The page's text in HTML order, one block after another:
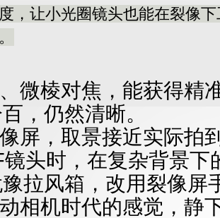
，让小光圈镜头也能在裂像
微棱对焦，能获得精
，仍然清晰。
屏，取景接近实际拍
头时，在复杂背景下
拉风箱，改用裂像屏
相机时代的感觉，静